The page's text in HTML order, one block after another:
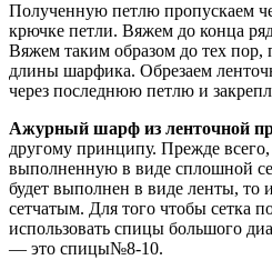
Полученную петлю пропускаем
крючке петли. Вяжем до конца
Вяжем таким образом до тех пор,
длины шарфика. Обрезаем
через последнюю петлю и
Ажурный шарф из ленточной
другому принципу. Прежде
выполненную в виде сплошной
будет выполнен в виде ленты, то
сетчатым. Для того чтобы сетка
использовать спицы большого
— это спицы№8-10.